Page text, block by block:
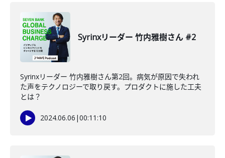
Syrinxリーダー 竹内雅樹さん #2
Syrinxリーダー 竹内雅樹さん第2回。病気が原因で失われ
た声をテクノロジーで取り戻す。プロダクトに施した工夫
とは？
2024.06.06 |00:11:10